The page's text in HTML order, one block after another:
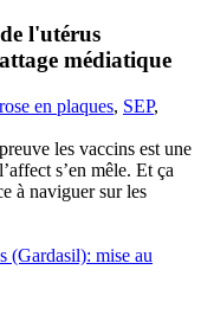
l'utérus
médiatique
en plaques, SEP,
les vaccins est une
s’en mêle. Et ça
à naviguer sur les
(Gardasil): mise au